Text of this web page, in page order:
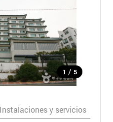
1 / 5
Instalaciones y servicios